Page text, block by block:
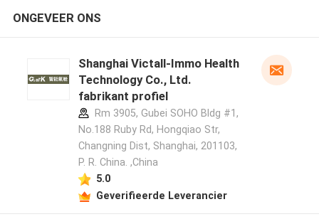
ONGEVEER ONS
Shanghai Victall-Immo Health
Technology Co., Ltd.
fabrikant profiel
Rm 3905, Gubei SOHO Bldg #1,
No.188 Ruby Rd, Hongqiao Str,
Changning Dist, Shanghai, 201103,
P. R. China. ,China
5.0
Geverifieerde Leverancier